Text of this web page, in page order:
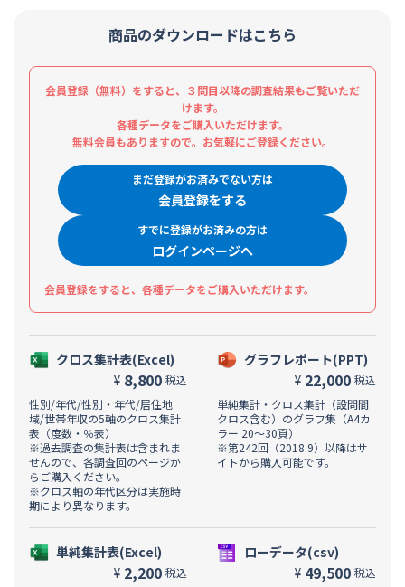
商品のダウンロードはこちら
会員登録（無料）をすると、３問目以降の調査結果もご覧いただ
けます。
各種データをご購入いただけます。
無料会員もありますので。お気軽にご登録ください。
まだ登録がお済みでない方は
会員登録をする
すでに登録がお済みの方は
ログインページへ
会員登録をすると、各種データをご購入いただけます。
クロス集計表(Excel)
¥ 8,800 税込
性別/年代/性別・年代/居住地
域/世帯年収の5軸のクロス集計
表（度数・％表）
※過去調査の集計表は含まれま
せんので、各調査回のページか
らご購入ください。
※クロス軸の年代区分は実施時
期により異なります。
単純集計表(Excel)
¥ 2,200 税込
グラフレポート(PPT)
¥ 22,000 税込
単純集計・クロス集計（設問間
クロス含む）のグラフ集（A4カ
ラー 20～30頁）
※第242回（2018.9）以降はサ
イトから購入可能です。
ローデータ(csv)
¥ 49,500 税込